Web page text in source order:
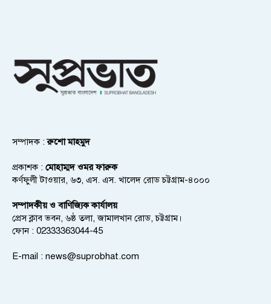
সম্পাদক :রুশো মাহমুদ
প্রকাশক : মোহাম্মদ ওমর ফারুক
কর্ণফুলী টাওয়ার, ৬৩, এস. এস. খালেদ রোড চট্টগ্রাম-৪০০০
সম্পাদকীয় ও বাণিজ্যিক কার্যালয়
প্রেস ক্লাব ভবন, ৬ষ্ঠ তলা, জামালখান রোড, চট্টগ্রাম।
ফোন : 02333363044-45
E-mail : news@suprobhat.com